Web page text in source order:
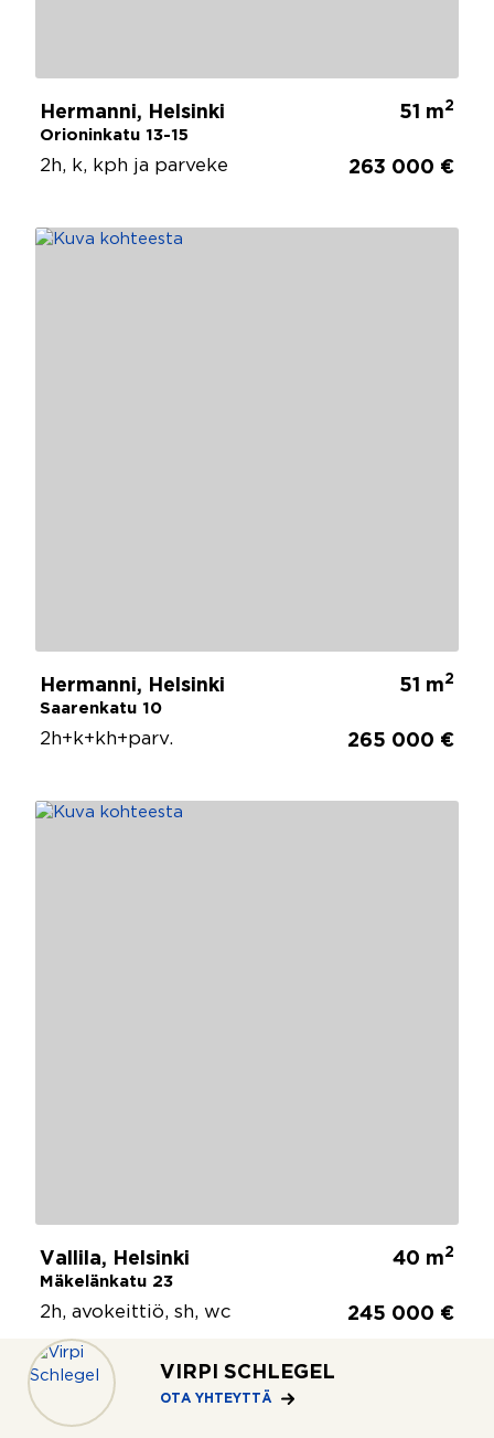
VIRPI SCHLEGEL
OTA YHTEYTTÄ
Hermanni, Helsinki
Orioninkatu 13-15
51 m2
2h, k, kph ja parveke 263 000 €
Hermanni, Helsinki
Saarenkatu 10
51 m2
2h+k+kh+parv. 265 000 €
Vallila, Helsinki
Mäkelänkatu 23
40 m2
2h, avokeittiö, sh, wc 245 000 €
KATSO